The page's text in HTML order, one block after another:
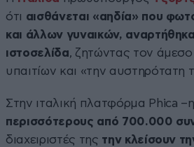
ότι αισθάνεται «αηδία» που
και άλλων γυναικών,
ιστοσελίδα, ζητώντας τον
υπαιτίων και «την αυστηρότατη
Στην ιταλική πλατφόρμα Phica –η
περισσότερους από 700.000
διαχειριστές της την κλείσουν